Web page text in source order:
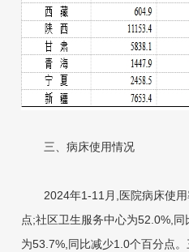
三、病床使用情况
2024年1-11月,医院病床使用
点;社区卫生服务中心为52.0%,
为53.7%,同比减少1.0个百分点